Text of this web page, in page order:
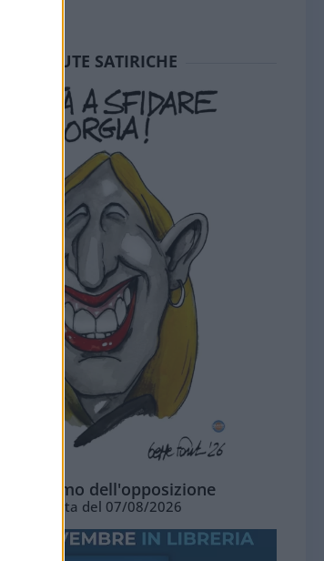
SEDUTE SATIRICHE
L'ottimismo dell'opposizione
Vignetta del 07/08/2026